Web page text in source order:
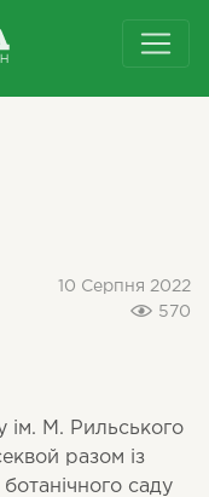
10 Серпня 2022
570
ім. М. Рильського
разом із
саду